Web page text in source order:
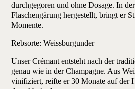
durchgegoren und ohne Dosage. In
Flaschengärung hergestellt, bringt er
Momente.
Rebsorte: Weissburgunder
Unser Crémant entsteht nach der
genau wie in der Champagne. Aus
vinifiziert, reifte er 30 Monate auf der